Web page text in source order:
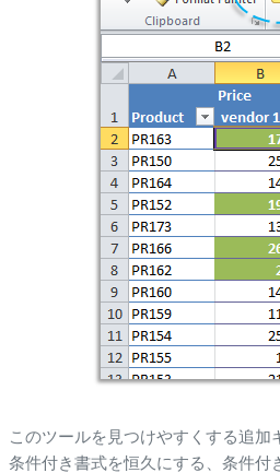
このツールを見つけやすくする追加
条件付き書式を恒久にする、条件付